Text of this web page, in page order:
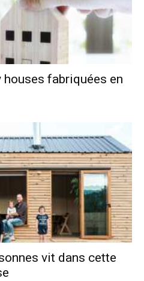
fabriquées en
vit dans cette